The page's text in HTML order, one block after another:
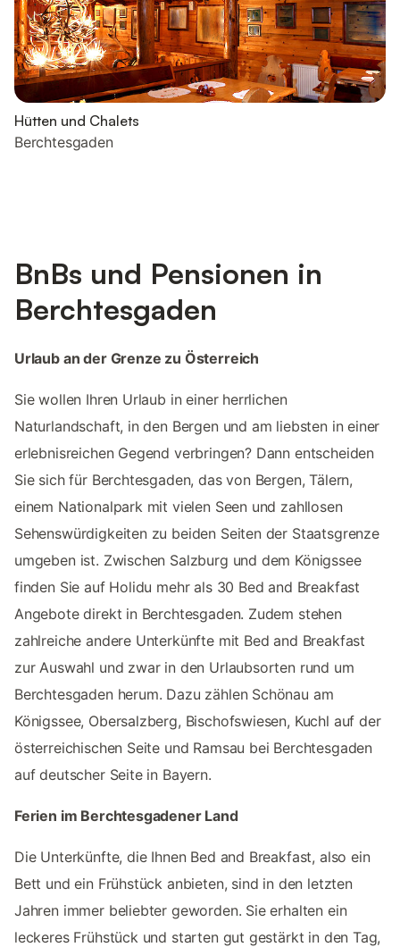
Hütten und Chalets
Berchtesgaden
BnBs und Pensionen in
Berchtesgaden
Urlaub an der Grenze zu Österreich
Sie wollen Ihren Urlaub in einer herrlichen
Naturlandschaft, in den Bergen und am liebsten in einer
erlebnisreichen Gegend verbringen? Dann entscheiden
Sie sich für Berchtesgaden, das von Bergen, Tälern,
einem Nationalpark mit vielen Seen und zahllosen
Sehenswürdigkeiten zu beiden Seiten der Staatsgrenze
umgeben ist. Zwischen Salzburg und dem Königssee
finden Sie auf Holidu mehr als 30 Bed and Breakfast
Angebote direkt in Berchtesgaden. Zudem stehen
zahlreiche andere Unterkünfte mit Bed and Breakfast
zur Auswahl und zwar in den Urlaubsorten rund um
Berchtesgaden herum. Dazu zählen Schönau am
Königssee, Obersalzberg, Bischofswiesen, Kuchl auf der
österreichischen Seite und Ramsau bei Berchtesgaden
auf deutscher Seite in Bayern.
Ferien im Berchtesgadener Land
Die Unterkünfte, die Ihnen Bed and Breakfast, also ein
Bett und ein Frühstück anbieten, sind in den letzten
Jahren immer beliebter geworden. Sie erhalten ein
leckeres Frühstück und starten gut gestärkt in den Tag,